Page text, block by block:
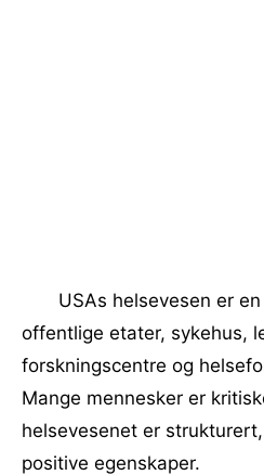
USAs helsevesen er
offentlige etater, sykehus,
forskningscentre og
Mange mennesker er
helsevesenet er
positive egenskaper.